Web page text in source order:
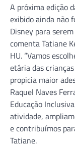
A próxima edição
exibido ainda não
Disney para
comenta Tatiane
HU. “Vamos
etária das
propicia maior
Raquel Naves
Educação
atividade,
e contribuímos
Tatiane.